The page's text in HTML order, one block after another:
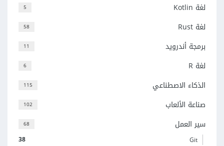
5 لغة Kotlin
58 لغة Rust
11 برمجة أندرويد
6 لغة R
115 الذكاء الاصطناعي
102 صناعة الألعاب
68 سير العمل
38 Git